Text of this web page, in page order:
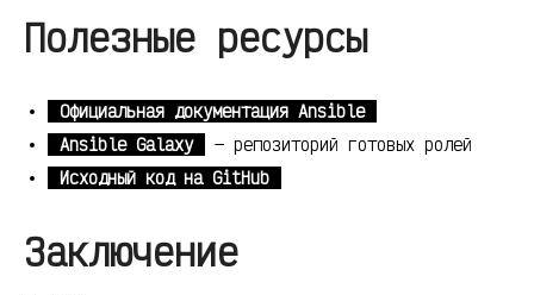
Полезные ресурсы
Официальная документация Ansible
Ansible Galaxy
— репозиторий готовых ролей
Исходный код на GitHub
Заключение